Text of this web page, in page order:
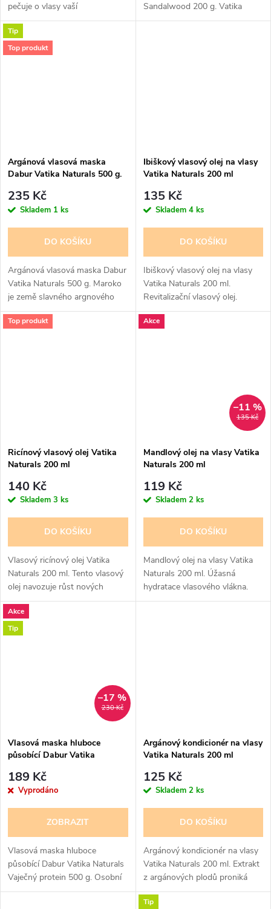
pečuje o vlasy vaší
princezny. Dabur Amla Kids
výživný šampon je jemný čistící
prostředek, bez sulfátů a...
Sandalwood 200 g. Vatika
Herbal Henna Sandalwood And
Tip
Top produkt
Argánová vlasová maska
Dabur Vatika Naturals 500 g.
235 Kč
Skladem 1 ks
DO KOŠÍKU
Argánová vlasová maska Dabur
Vatika Naturals 500 g. Maroko
je země slavného argnového
oleje, o kterém je známo, že je
bohatý na vitamín E a
Ibiškový vlasový olej na vlasy
Vatika Naturals 200 ml
135 Kč
Skladem 4 ks
DO KOŠÍKU
Ibiškový vlasový olej na vlasy
Vatika Naturals 200 ml.
Revitalizační vlasový olej.
Obnova. Multivitamínová
komplexní péče o vaše vlasy.
Top produkt
Ricínový vlasový olej Vatika
Naturals 200 ml
140 Kč
Skladem 3 ks
DO KOŠÍKU
Vlasový ricínový olej Vatika
Naturals 200 ml. Tento vlasový
olej navozuje růst nových
silných zdravých
vlasů. Obsahuje : Ricínový olej,
který pomáhá podporovat růst
Akce
135 Kč
–11 %
Mandlový olej na vlasy Vatika
Naturals 200 ml
119 Kč
Skladem 2 ks
DO KOŠÍKU
Mandlový olej na vlasy Vatika
Naturals 200 ml. Úžasná
hydratace vlasového vlákna.
Mandlový obohacený vlasový
Akce
Tip
230 Kč
–17 %
Vlasová maska hluboce
působící Dabur Vatika
g.
189 Kč
Vyprodáno
ZOBRAZIT
Vlasová maska hluboce
působící Dabur Vatika Naturals
Vaječný protein 500 g. Osobní
péče, krása a kosmetické
Argánový kondicionér na vlasy
Vatika Naturals 200 ml
125 Kč
Skladem 2 ks
DO KOŠÍKU
Argánový kondicionér na vlasy
Vatika Naturals 200 ml. Extrakt
z argánových plodů proniká
hluboko do vlasového vlákna a
optimalizuje hydrataci.
Tip